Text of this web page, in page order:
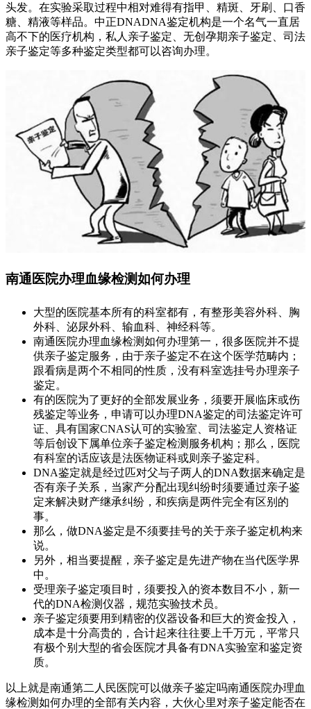
头发。在实验采取过程中相对难得有指甲、精斑、牙刷、口香
糖、精液等样品。中正DNADNA鉴定机构是一个名气一直居
高不下的医疗机构，私人亲子鉴定、无创孕期亲子鉴定、司法
亲子鉴定等多种鉴定类型都可以咨询办理。
南通医院办理血缘检测如何办理
大型的医院基本所有的科室都有，有整形美容外科、胸
外科、泌尿外科、输血科、神经科等。
南通医院办理血缘检测如何办理第一，很多医院并不提
供亲子鉴定服务，由于亲子鉴定不在这个医学范畴内；
跟看病是两个不相同的性质，没有科室选挂号办理亲子
鉴定。
有的医院为了更好的全部发展业务，须要开展临床或伤
残鉴定等业务，申请可以办理DNA鉴定的司法鉴定许可
证、具有国家CNAS认可的实验室、司法鉴定人资格证
等后创设下属单位亲子鉴定检测服务机构；那么，医院
有科室的话应该是法医物证科或则亲子鉴定科。
DNA鉴定就是经过匹对父与子两人的DNA数据来确定是
否有亲子关系，当家产分配出现纠纷时须要通过亲子鉴
定来解决财产继承纠纷，和疾病是两件完全有区别的
事。
那么，做DNA鉴定是不须要挂号的关于亲子鉴定机构来
说。
另外，相当要提醒，亲子鉴定是先进产物在当代医学界
中。
受理亲子鉴定项目时，须要投入的资本数目不小，新一
代的DNA检测仪器，规范实验技术员。
亲子鉴定须要用到精密的仪器设备和巨大的资金投入，
成本是十分高贵的，合计起来往往要上千万元，平常只
有极个别大型的省会医院才具备有DNA实验室和鉴定资
质。
以上就是南通第二人民医院可以做亲子鉴定吗南通医院办理血
缘检测如何办理的全部有关内容，大伙心里对亲子鉴定能否在